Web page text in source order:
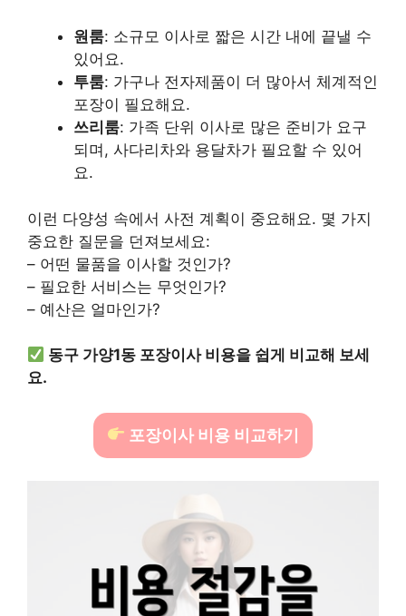
원룸: 소규모 이사로 짧은 시간 내에 끝낼 수
있어요.
투룸: 가구나 전자제품이 더 많아서 체계적인
포장이 필요해요.
쓰리룸: 가족 단위 이사로 많은 준비가 요구
되며, 사다리차와 용달차가 필요할 수 있어
요.
이런 다양성 속에서 사전 계획이 중요해요. 몇 가지
중요한 질문을 던져보세요:
– 어떤 물품을 이사할 것인가?
– 필요한 서비스는 무엇인가?
– 예산은 얼마인가?
동구 가양1동 포장이사 비용을 쉽게 비교해 보세
요.
포장이사 비용 비교하기